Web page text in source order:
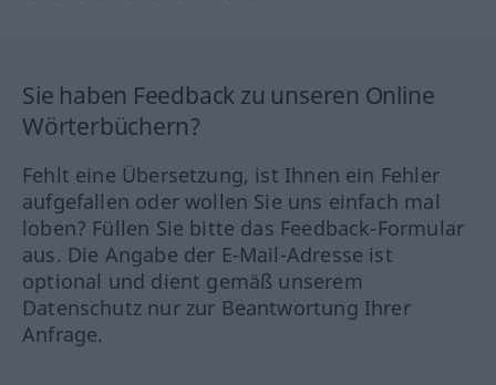
Sie haben Feedback zu unseren Online
Wörterbüchern?
Fehlt eine Übersetzung, ist Ihnen ein Fehler
aufgefallen oder wollen Sie uns einfach mal
loben? Füllen Sie bitte das Feedback-Formular
aus. Die Angabe der E-Mail-Adresse ist
optional und dient gemäß unserem
Datenschutz nur zur Beantwortung Ihrer
Anfrage.